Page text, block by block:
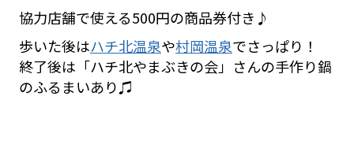
協力店舗で使える500円の商品券付き♪
歩いた後はハチ北温泉や村岡温泉でさっぱり！
終了後は「ハチ北やまぶきの会」さんの手作り鍋
のふるまいあり♫